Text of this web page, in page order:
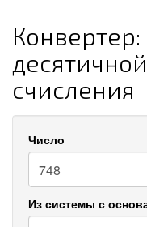
счисления
Число
Из системы с